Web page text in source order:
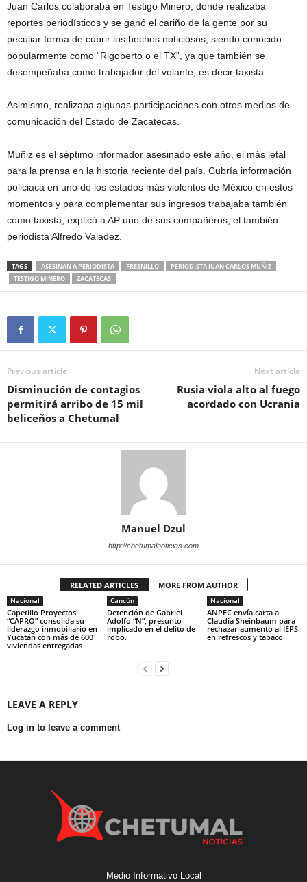
Juan Carlos colaboraba en Testigo Minero, donde realizaba
reportes periodísticos y se ganó el cariño de la gente por su
peculiar forma de cubrir los hechos noticiosos, siendo conocido
popularmente como “Rigoberto o el TX”, ya que también se
desempeñaba como trabajador del volante, es decir taxista.
Asimismo, realizaba algunas participaciones con otros medios de
comunicación del Estado de Zacatecas.
Muñiz es el séptimo informador asesinado este año, el más letal
para la prensa en la historia reciente del país. Cubría información
policiaca en uno de los estados más violentos de México en estos
momentos y para complementar sus ingresos trabajaba también
como taxista, explicó a AP uno de sus compañeros, el también
periodista Alfredo Valadez.
TAGS ASESINAN A PERIODISTA FRESNILLO
PERIODISTA JUAN CARLOS MUÑIZ
TESTIGO MINERO
ZACATECAS
Previous article
Disminución de contagios
permitirá arribo de 15 mil
beliceños a Chetumal
Next article
Rusia viola alto al fuego
acordado con Ucrania
Manuel Dzul
http://chetumalnoticias.com
RELATED ARTICLES MORE FROM AUTHOR
Nacional
Capetillo Proyectos
“CAPRO” consolida su
liderazgo inmobiliario en
Yucatán con más de 600
viviendas entregadas
Cancún
Detención de Gabriel
Adolfo “N”, presunto
implicado en el delito de
robo.
Nacional
ANPEC envía carta a
Claudia Sheinbaum para
rechazar aumento al IEPS
en refrescos y tabaco
LEAVE A REPLY
Log in to leave a comment
Medio Informativo Local